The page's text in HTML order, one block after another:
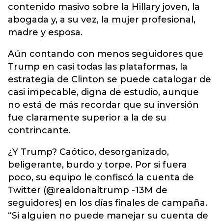
contenido masivo sobre la Hillary joven, la
abogada y, a su vez, la mujer profesional,
madre y esposa.
Aún contando con menos seguidores que
Trump en casi todas las plataformas, la
estrategia de Clinton se puede catalogar de
casi impecable, digna de estudio, aunque
no está de más recordar que su inversión
fue claramente superior a la de su
contrincante.
¿Y Trump? Caótico, desorganizado,
beligerante, burdo y torpe. Por si fuera
poco, su equipo le confiscó la cuenta de
Twitter (@realdonaltrump -13M de
seguidores) en los días finales de campaña.
“Si alguien no puede manejar su cuenta de